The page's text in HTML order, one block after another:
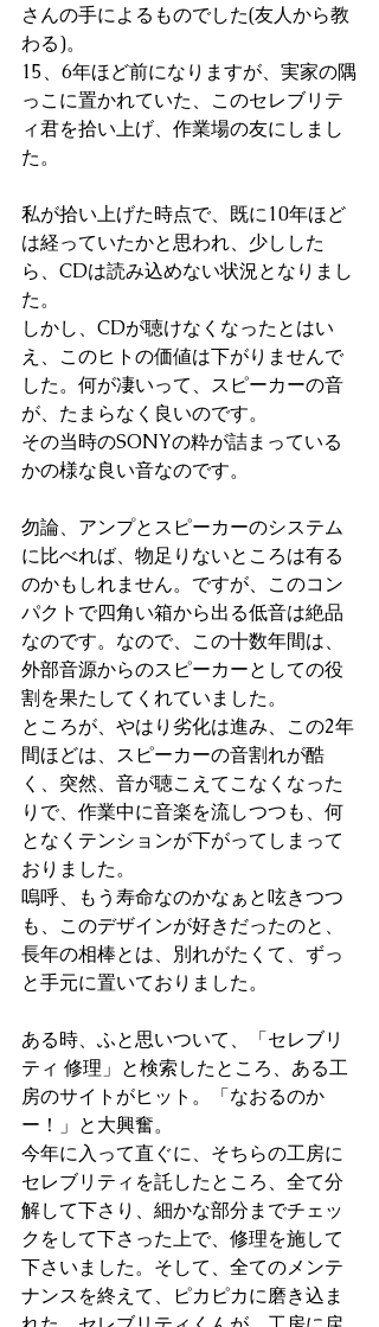
さんの手によるものでした(友人から教
わる)。
15、6年ほど前になりますが、実家の隅
っこに置かれていた、このセレブリテ
ィ君を拾い上げ、作業場の友にしまし
た。
私が拾い上げた時点で、既に10年ほど
は経っていたかと思われ、少しした
ら、CDは読み込めない状況となりまし
た。
しかし、CDが聴けなくなったとはい
え、このヒトの価値は下がりませんで
した。何が凄いって、スピーカーの音
が、たまらなく良いのです。
その当時のSONYの粋が詰まっている
かの様な良い音なのです。
勿論、アンプとスピーカーのシステム
に比べれば、物足りないところは有る
のかもしれません。ですが、このコン
パクトで四角い箱から出る低音は絶品
なのです。なので、この十数年間は、
外部音源からのスピーカーとしての役
割を果たしてくれていました。
ところが、やはり劣化は進み、この2年
間ほどは、スピーカーの音割れが酷
く、突然、音が聴こえてこなくなった
りで、作業中に音楽を流しつつも、何
となくテンションが下がってしまって
おりました。
嗚呼、もう寿命なのかなぁと呟きつつ
も、このデザインが好きだったのと、
長年の相棒とは、別れがたくて、ずっ
と手元に置いておりました。
ある時、ふと思いついて、「セレブリ
ティ 修理」と検索したところ、ある工
房のサイトがヒット。「なおるのか
ー！」と大興奮。
今年に入って直ぐに、そちらの工房に
セレブリティを託したところ、全て分
解して下さり、細かな部分までチェッ
クをして下さった上で、修理を施して
下さいました。そして、全てのメンテ
ナンスを終えて、ピカピカに磨き込ま